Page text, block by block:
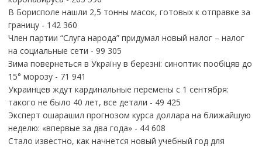
В Борисполе нашли 2,5 тонны масок, готовых к отправке за
границу- 142 360
Член партии “Слуга народа” придумал новый налог – налог
на социальные сети - 99 305
Зима повернеться в Україну в березні: синоптик пообіцяв до
15° морозу- 71 941
Украинцев ждут кардинальные перемены с 1 сентября:
такого не было 40 лет, все детали - 49 425
Эксперт ошарашил прогнозом курса доллара на ближайшую
неделю: «впервые за два года»- 44 608
Стало известно, как начнется новый учебный год для